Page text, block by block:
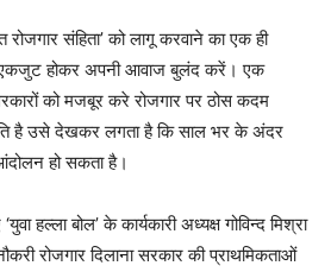
रोजगार संहिता’ को लागू करवाने का एक ही
एकजुट होकर अपनी आवाज बुलंद करें। एक
को मजबूर करे रोजगार पर ठोस कदम
है उसे देखकर लगता है कि साल भर के अंदर
हो सकता है।
हल्ला बोल’ के कार्यकारी अध्यक्ष गोविन्द मिश्रा
रोजगार दिलाना सरकार की प्राथमिकताओं